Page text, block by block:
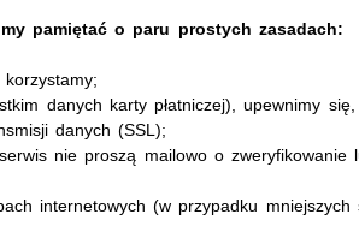
pamiętać o paru prostych zasadach:
danych karty płatniczej), upewnimy
danych (SSL);
nie proszą mailowo o zweryfikowanie
internetowych (w przypadku mniejszych